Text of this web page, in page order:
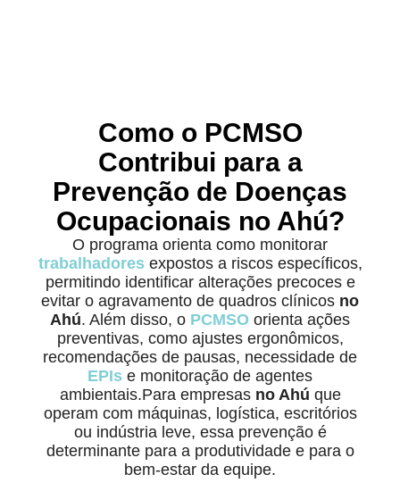
Como o PCMSO
Contribui para a
Prevenção de Doenças
Ocupacionais no Ahú?
O programa orienta como monitorar
trabalhadores expostos a riscos específicos,
permitindo identificar alterações precoces e
evitar o agravamento de quadros clínicos no
Ahú. Além disso, o PCMSO orienta ações
preventivas, como ajustes ergonômicos,
recomendações de pausas, necessidade de
EPIs e monitoração de agentes
ambientais.Para empresas no Ahú que
operam com máquinas, logística, escritórios
ou indústria leve, essa prevenção é
determinante para a produtividade e para o
bem-estar da equipe.